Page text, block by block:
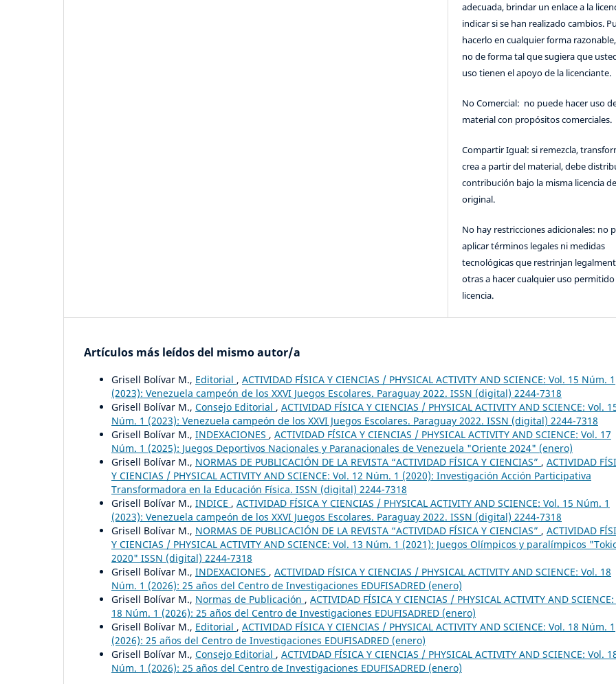
adecuada, brindar un enlace a la
indicar si se han realizado cambios.
hacerlo en cualquier forma
no de forma tal que sugiera que
uso tienen el apoyo de la licenciante.
No Comercial: no puede hacer uso
material con propósitos comerciales.
Compartir Igual: si remezcla,
crea a partir del material, debe
contribución bajo la misma licencia
original.
No hay restricciones adicionales: no
aplicar términos legales ni medidas
tecnológicas que restrinjan
otras a hacer cualquier uso
licencia.
Artículos más leídos del mismo autor/a
Grisell Bolívar M., Editorial , ACTIVIDAD FÍSICA Y CIENCIAS / PHYSICAL ACTIVITY AND SCIENCE: Vol. 15 Núm. 1
(2023): Venezuela campeón de los XXVI Juegos Escolares. Paraguay 2022. ISSN (digital) 2244-7318
Grisell Bolívar M., Consejo Editorial , ACTIVIDAD FÍSICA Y CIENCIAS / PHYSICAL ACTIVITY AND SCIENCE: Vol.
Núm. 1 (2023): Venezuela campeón de los XXVI Juegos Escolares. Paraguay 2022. ISSN (digital) 2244-7318
Grisell Bolívar M., INDEXACIONES , ACTIVIDAD FÍSICA Y CIENCIAS / PHYSICAL ACTIVITY AND SCIENCE: Vol. 17
Núm. 1 (2025): Juegos Deportivos Nacionales y Paranacionales de Venezuela "Oriente 2024" (enero)
Grisell Bolívar M., NORMAS DE PUBLICACIÓN DE LA REVISTA “ACTIVIDAD FÍSICA Y CIENCIAS” , ACTIVIDAD
Y CIENCIAS / PHYSICAL ACTIVITY AND SCIENCE: Vol. 12 Núm. 1 (2020): Investigación Acción Participativa
Transformadora en la Educación Física. ISSN (digital) 2244-7318
Grisell Bolívar M., INDICE , ACTIVIDAD FÍSICA Y CIENCIAS / PHYSICAL ACTIVITY AND SCIENCE: Vol. 15 Núm. 1
(2023): Venezuela campeón de los XXVI Juegos Escolares. Paraguay 2022. ISSN (digital) 2244-7318
Grisell Bolívar M., NORMAS DE PUBLICACIÓN DE LA REVISTA “ACTIVIDAD FÍSICA Y CIENCIAS” , ACTIVIDAD
Y CIENCIAS / PHYSICAL ACTIVITY AND SCIENCE: Vol. 13 Núm. 1 (2021): Juegos Olímpicos y paralímpicos
2020" ISSN (digital) 2244-7318
Grisell Bolívar M., INDEXACIONES , ACTIVIDAD FÍSICA Y CIENCIAS / PHYSICAL ACTIVITY AND SCIENCE: Vol. 18
Núm. 1 (2026): 25 años del Centro de Investigaciones EDUFISADRED (enero)
Grisell Bolívar M., Normas de Publicación , ACTIVIDAD FÍSICA Y CIENCIAS / PHYSICAL ACTIVITY AND
18 Núm. 1 (2026): 25 años del Centro de Investigaciones EDUFISADRED (enero)
Grisell Bolívar M., Editorial , ACTIVIDAD FÍSICA Y CIENCIAS / PHYSICAL ACTIVITY AND SCIENCE: Vol. 18 Núm. 1
(2026): 25 años del Centro de Investigaciones EDUFISADRED (enero)
Grisell Bolívar M., Consejo Editorial , ACTIVIDAD FÍSICA Y CIENCIAS / PHYSICAL ACTIVITY AND SCIENCE: Vol.
Núm. 1 (2026): 25 años del Centro de Investigaciones EDUFISADRED (enero)